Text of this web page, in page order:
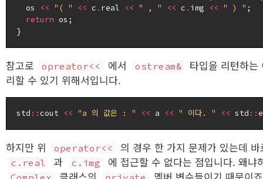
  os
<< "( " << c . real << " , " << c . img << " ) " ;
return os;
참고로 opreator<< 에서 ostream&
타입을 리턴하
리할 수 있기 위해서입니다.
std ::cout << "a 의 값은 : " << a << " 이다. " << std ::
하지만 위 operator<< 의 경우 한 가지 문제가 있는데
c.real 과 c.img 에 접근할 수 없다는 점입니다. 왜냐